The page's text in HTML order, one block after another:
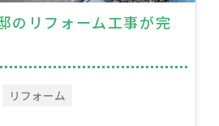
のリフォーム工事が完
リフォーム